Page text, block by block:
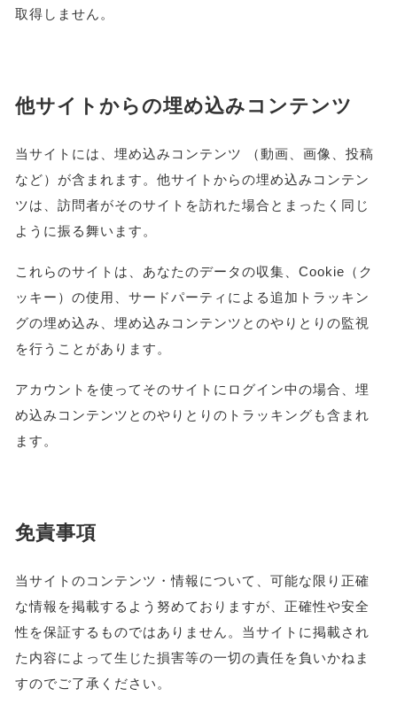
取得しません。
他サイトからの埋め込みコンテンツ
当サイトには、埋め込みコンテンツ （動画、画像、投稿
など）が含まれます。他サイトからの埋め込みコンテン
ツは、訪問者がそのサイトを訪れた場合とまったく同じ
ように振る舞います。
これらのサイトは、あなたのデータの収集、Cookie（ク
ッキー）の使用、サードパーティによる追加トラッキン
グの埋め込み、埋め込みコンテンツとのやりとりの監視
を行うことがあります。
アカウントを使ってそのサイトにログイン中の場合、埋
め込みコンテンツとのやりとりのトラッキングも含まれ
ます。
免責事項
当サイトのコンテンツ・情報について、可能な限り正確
な情報を掲載するよう努めておりますが、正確性や安全
性を保証するものではありません。当サイトに掲載され
た内容によって生じた損害等の一切の責任を負いかねま
すのでご了承ください。